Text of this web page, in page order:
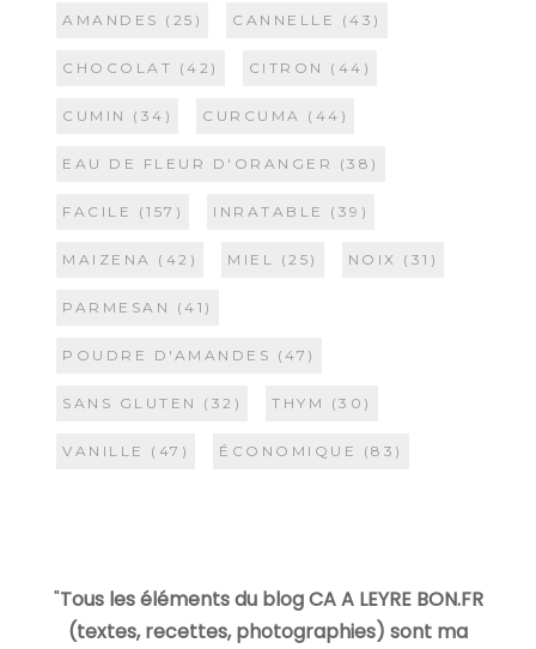
AMANDES (25) CANNELLE (43)
CHOCOLAT (42) CITRON (44)
CUMIN (34) CURCUMA (44)
EAU DE FLEUR D'ORANGER (38)
FACILE (157) INRATABLE (39)
MAIZENA (42) MIEL (25) NOIX (31)
PARMESAN (41)
POUDRE D'AMANDES (47)
SANS GLUTEN (32) THYM (30)
VANILLE (47) ÉCONOMIQUE (83)
"Tous les éléments du blog CA A LEYRE BON.FR
(textes, recettes, photographies) sont ma